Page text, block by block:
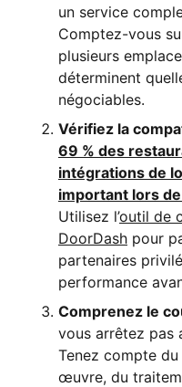
un service
Comptez-vous
plusieurs
déterminent
négociables.
Vérifiez la
69 % des
intégrations de
important lors de
Utilisez l’outil de
DoorDash pour
partenaires
performance
Comprenez le
vous arrêtez pas
Tenez compte
œuvre, du